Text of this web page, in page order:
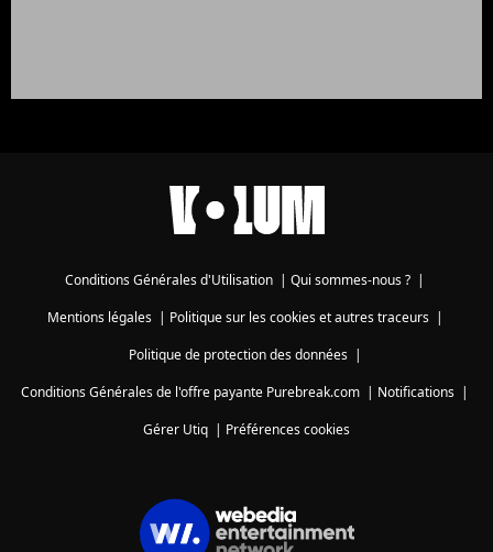
Conditions Générales d'Utilisation Qui sommes-nous ?
Mentions légales| Politique sur les cookies et autres traceurs|
Politique de protection des données|
Conditions Générales de l'offre payante Purebreak.com
Notifications
Gérer Utiq
Préférences cookies